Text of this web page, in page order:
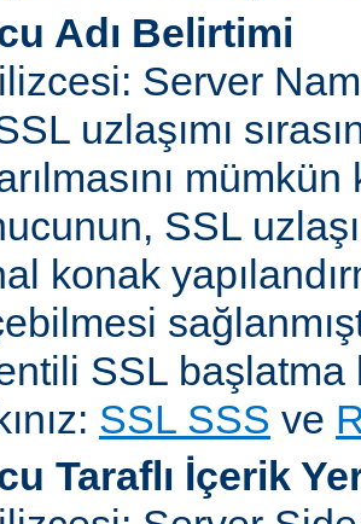
Adı Belirtimi
Server
uzlaşımı
SSL
konak
SSL
SSL SSS ve
Taraflı İçerik